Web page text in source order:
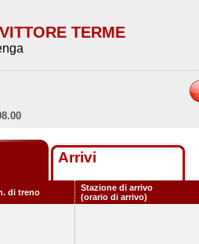
TERME
Arrivi
di treno
Stazione di arrivo
(orario di arrivo)